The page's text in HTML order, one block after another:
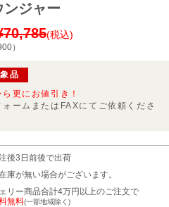
ンジャー
(税込)
）
品
更にお値引き！
ームまたはFAXにてご依頼くださ
後3日前後で出荷
庫が無い場合がございます。
リー商品合計4万円以上のご注文で
無料(一部地域除く)